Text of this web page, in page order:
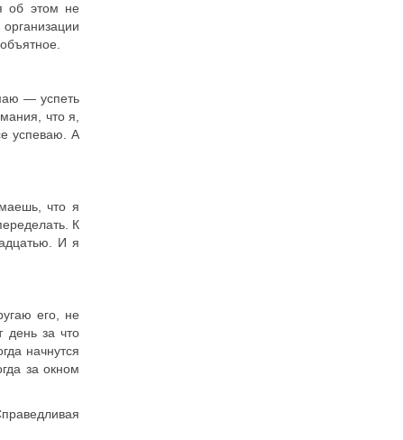
об этом не
— успеть
что я,
успеваю. А
что я
К
И я
его, не
день за что
начнутся
за окном